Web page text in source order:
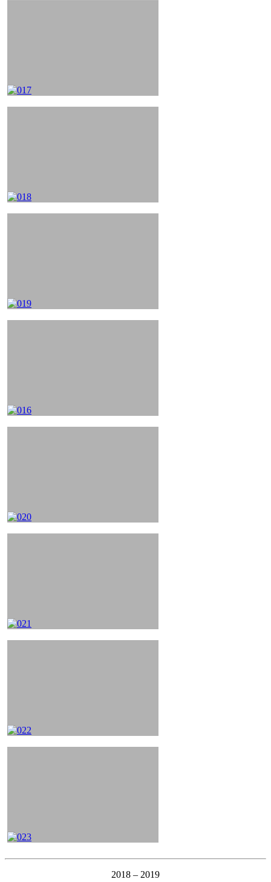
2018 – 2019